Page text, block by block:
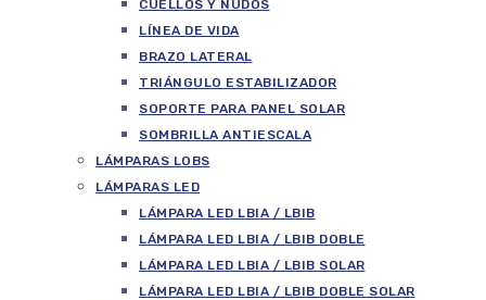
CUELLOS Y NUDOS
LÍNEA DE VIDA
BRAZO LATERAL
TRIÁNGULO ESTABILIZADOR
SOPORTE PARA PANEL SOLAR
SOMBRILLA ANTIESCALA
LÁMPARAS LOBS
LÁMPARAS LED
LÁMPARA LED LBIA / LBIB
LÁMPARA LED LBIA / LBIB DOBLE
LÁMPARA LED LBIA / LBIB SOLAR
LÁMPARA LED LBIA / LBIB DOBLE SOLAR